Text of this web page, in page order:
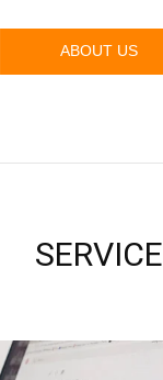
ABOUT US
SERVICE